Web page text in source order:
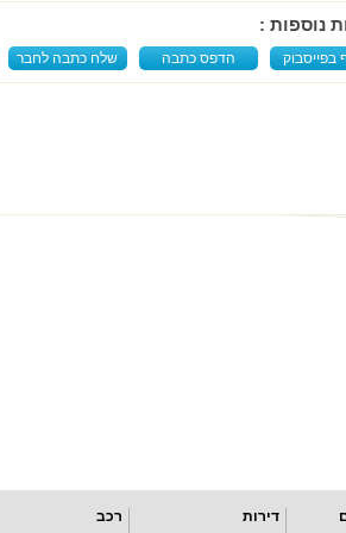
נוספות :
בפייסבוק הדפס כתבה שלח כתבה לחבר
דירות רכב